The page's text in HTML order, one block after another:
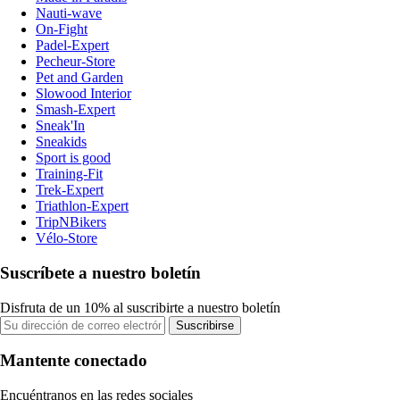
Nauti-wave
On-Fight
Padel-Expert
Pecheur-Store
Pet and Garden
Slowood Interior
Smash-Expert
Sneak'In
Sneakids
Sport is good
Training-Fit
Trek-Expert
Triathlon-Expert
TripNBikers
Vélo-Store
Suscríbete a nuestro boletín
Disfruta de un 10% al suscribirte a nuestro boletín
Suscribirse
Mantente conectado
Encuéntranos en las redes sociales